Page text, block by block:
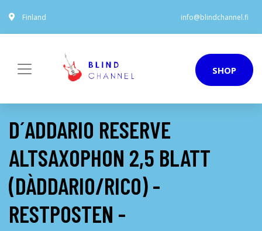
Finland info@blindchannel.fi
SHOP
D´ADDARIO RESERVE
ALTSAXOPHON 2,5 BLATT
(DÀDDARIO/RICO) -
RESTPOSTEN -